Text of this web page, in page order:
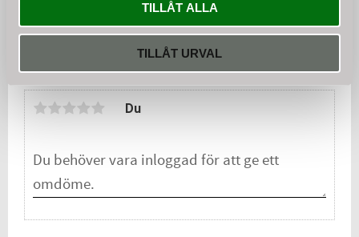
TILLÅT ALLA
TILLÅT URVAL
Omdömen
Du